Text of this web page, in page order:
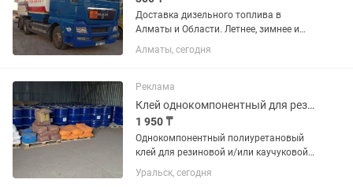
Доставка дизельного топлива в
Алматы и Области. Летнее, зимнее и
межсезонное дизельное топливо.
Доставка бензовозами от 1000 литров
Алматы, сегодня
Реклама
Клей однокомпонентный для резиновой крошки
1 950 ₸
Однокомпонентный полиуретановый
клей для резиновой и/или каучуковой
крошки. Разработан для создания
высокопрочного, пористого, упруго-
Уральск, сегодня